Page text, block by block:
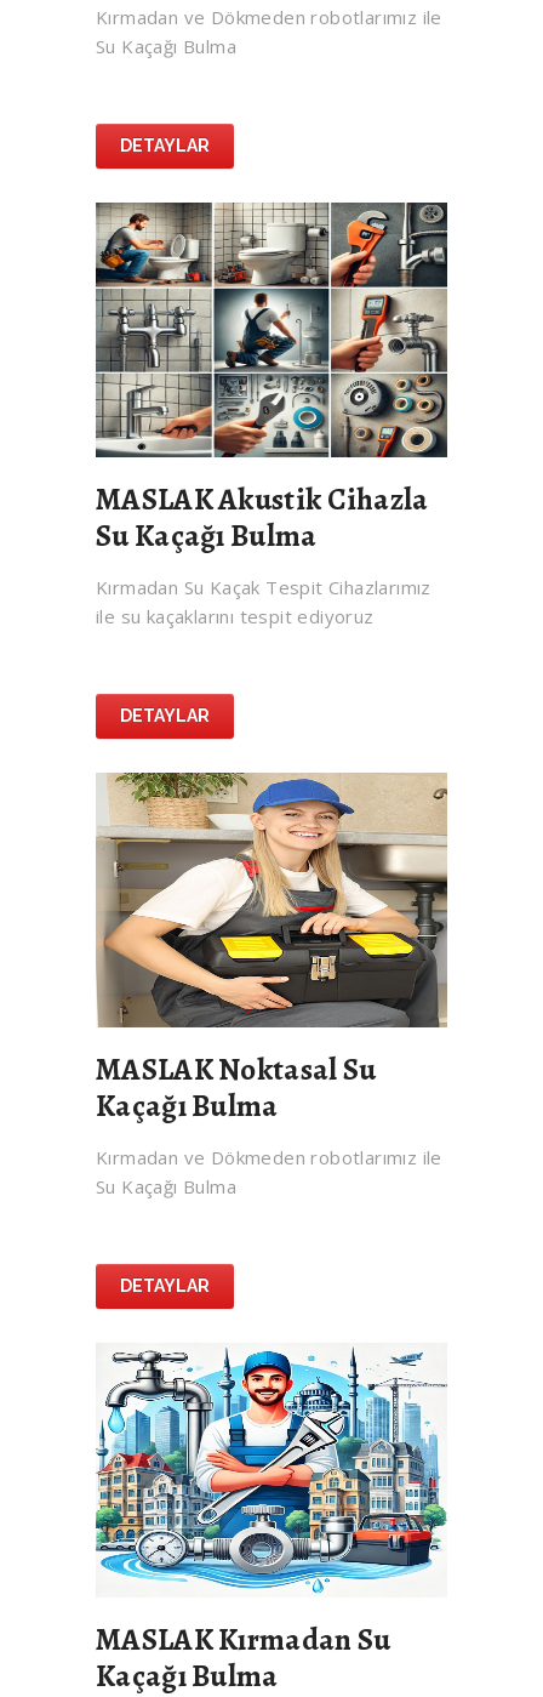
Kırmadan ve Dökmeden robotlarımız ile
Su Kaçağı Bulma
DETAYLAR
MASLAK Akustik Cihazla
Su Kaçağı Bulma
Kırmadan Su Kaçak Tespit Cihazlarımız
ile su kaçaklarını tespit ediyoruz
DETAYLAR
MASLAK Noktasal Su
Kaçağı Bulma
Kırmadan ve Dökmeden robotlarımız ile
Su Kaçağı Bulma
DETAYLAR
MASLAK Kırmadan Su
Kaçağı Bulma